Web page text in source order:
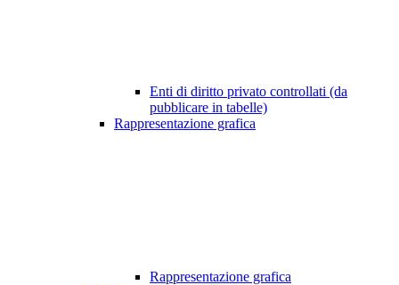
Enti di diritto privato controllati (da
pubblicare in tabelle)
Rappresentazione grafica
Rappresentazione grafica